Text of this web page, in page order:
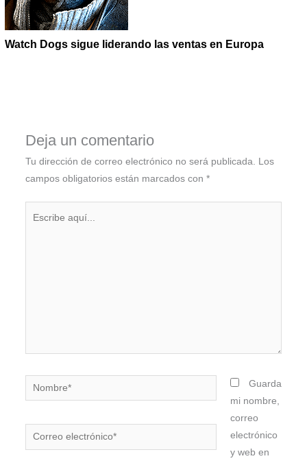
Watch Dogs sigue liderando las ventas en Europa
Deja un comentario
Tu dirección de correo electrónico no será publicada. Los
campos obligatorios están marcados con *
Nombre*
Correo
electrónico*
Guarda
mi nombre,
correo
electrónico
y web en